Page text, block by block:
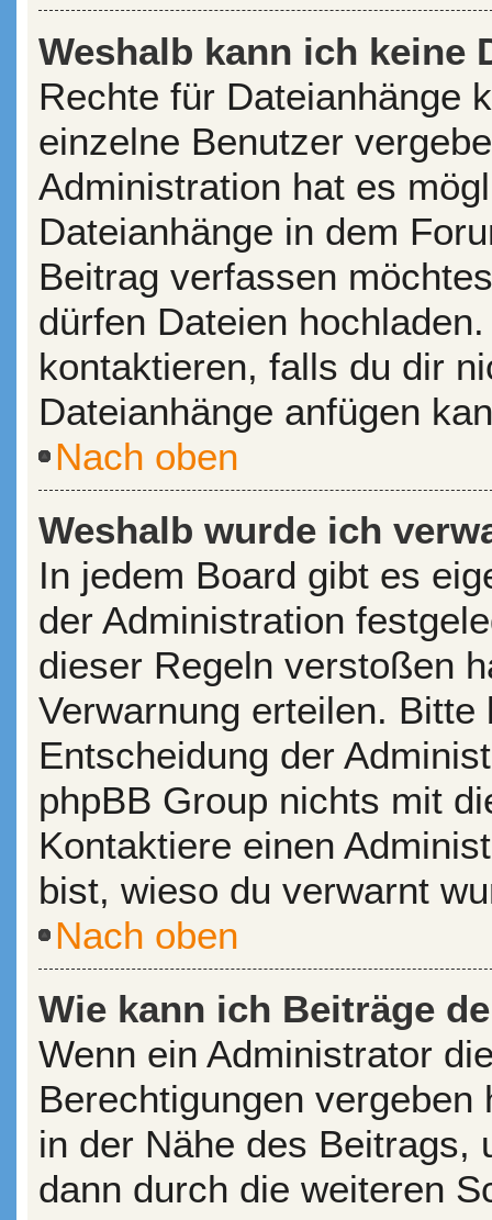
Weshalb kann ich keine
Rechte für Dateianhänge
einzelne Benutzer
Administration hat es
Dateianhänge in dem
Beitrag verfassen
dürfen Dateien
kontaktieren, falls du dir
Dateianhänge anfügen
Nach oben
Weshalb wurde ich
In jedem Board gibt es
der Administration
dieser Regeln verstoßen
Verwarnung erteilen.
Entscheidung der
phpBB Group nichts mit
Kontaktiere einen
bist, wieso du verwarnt
Nach oben
Wie kann ich Beiträge
Wenn ein Administrator
Berechtigungen
in der Nähe des Beitrags,
dann durch die weiteren